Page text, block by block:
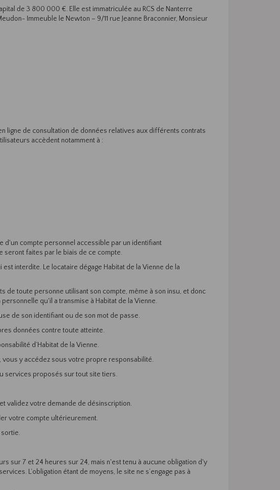
de 3 800 000 €. Elle est immatriculée au RCS de Nanterre
Immeuble le Newton – 9/11 rue Jeanne Braconnier, Monsieur
ligne de consultation de données relatives aux différents contrats
accèdent notamment à :
d'un compte personnel accessible par un identifiant
seront faites par le biais de ce compte.
interdite. Le locataire dégage Habitat de la Vienne de la
de toute personne utilisant son compte, même à son insu, et donc
qu'il a transmise à Habitat de la Vienne.
de son identifiant ou de son mot de passe.
données contre toute atteinte.
d’Habitat de la Vienne.
vous y accédez sous votre propre responsabilité.
services proposés sur tout site tiers.
validez votre demande de désinscription.
votre compte ultérieurement.
sur 7 et 24 heures sur 24, mais n'est tenu à aucune obligation d'y
L’obligation étant de moyens, le site ne s’engage pas à